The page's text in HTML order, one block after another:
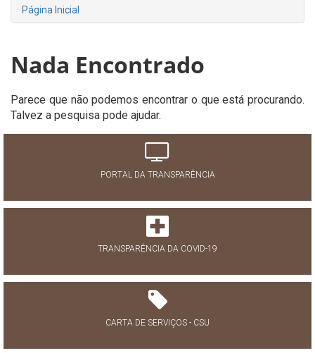
Página Inicial
Nada Encontrado
Parece que não podemos encontrar o que está procurando.
Talvez a pesquisa pode ajudar.
PORTAL DA TRANSPARÊNCIA
TRANSPARÊNCIA DA COVID-19
CARTA DE SERVIÇOS - CSU